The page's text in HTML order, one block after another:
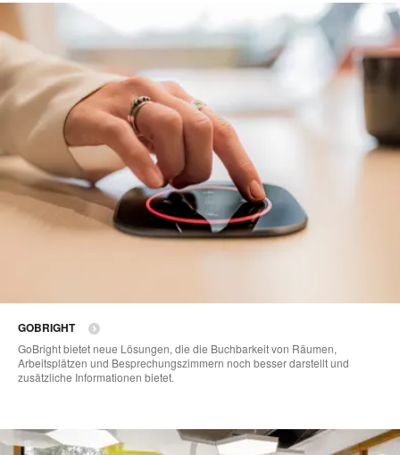
GOBRIGHT
GoBright bietet neue Lösungen, die die Buchbarkeit von Räumen,
Arbeitsplätzen und Besprechungszimmern noch besser darstellt und
zusätzliche Informationen bietet.